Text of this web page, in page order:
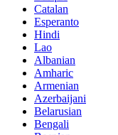
Catalan
Esperanto
Hindi
Lao
Albanian
Amharic
Armenian
Azerbaijani
Belarusian
Bengali